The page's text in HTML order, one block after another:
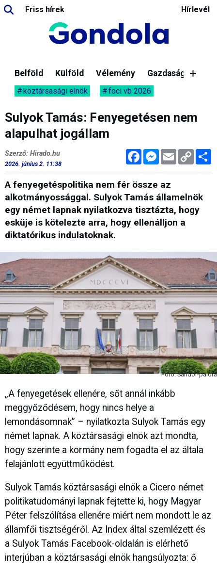
Friss hírek Hírlevél
Belföld Külföld Vélemény Gazdaság
köztársasági elnök foci vb 2026
Sulyok Tamás: Fenyegetésen nem
alapulhat jogállam
FacebookMessenger
Email Copy
Link
Szerző: Hirado.hu
2026. június 2. 11:38
A fenyegetéspolitika nem fér össze az
alkotmányossággal. Sulyok Tamás államelnök
egy német lapnak nyilatkozva tisztázta, hogy
esküje is kötelezte arra, hogy ellenálljon a
diktatórikus indulatoknak.
Fotó: Sándor-palota
„A fenyegetések ellenére, sőt annál inkább
meggyőződésem, hogy nincs helye a
lemondásomnak” – nyilatkozta Sulyok Tamás egy
német lapnak. A köztársasági elnök azt mondta,
hogy szerinte a kormány nem fogadta el az általa
felajánlott együttműködést.
Sulyok Tamás köztársasági elnök a Cicero német
politikatudományi lapnak fejtette ki, hogy Magyar
Péter felszólítása ellenére miért nem mondott le az
államfői tisztségéről. Az Index által szemlézett és
a Sulyok Tamás Facebook-oldalán is elérhető
interjúban a köztársasági elnök hangsúlyozta: ő